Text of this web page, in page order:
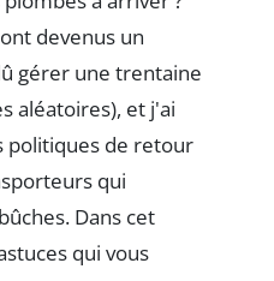
devenus un
gérer une trentaine
aléatoires), et j'ai
politiques de retour
qui
Dans cet
qui vous